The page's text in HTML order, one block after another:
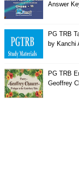
Answer
PG TRB
by Kanchi
PG TRB
Geoffrey